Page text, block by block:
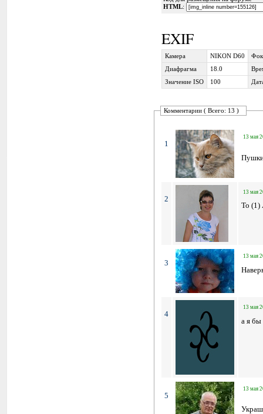
HTML:
EXIF
Камера NIKON D60
Диафрагма
18.0
Значение ISO
100
Комментарии ( Всего: 13 )
1
13 мая
2
13 мая
To (1)
3
13 мая
4
13 мая
а я бы
5
13 мая